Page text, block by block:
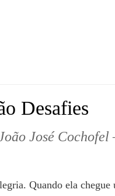
Desafies
José Cochofel
Quando ela chegue